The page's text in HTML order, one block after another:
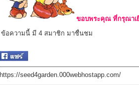
ขอบพระคุณ ที่กรุณาเ
ข้อความนี้ มี 4 สมาชิก มาชื่นชม
https://seed4garden.000webhostapp.com/